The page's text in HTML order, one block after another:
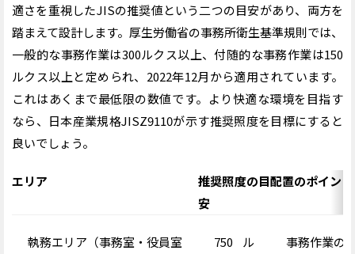
適さを重視したJISの推奨値という二つの目安があり、両方を
踏まえて設計します。厚生労働省の事務所衛生基準規則では、
一般的な事務作業は300ルクス以上、付随的な事務作業は150
ルクス以上と定められ、2022年12月から適用されています。
これはあくまで最低限の数値です。より快適な環境を目指す
なら、日本産業規格JISZ9110が示す推奨照度を目標にすると
良いでしょう。
エリア
推奨照度の目
安
配置のポイント
執務エリア （事務室・役員室
750 ル
事務作業の